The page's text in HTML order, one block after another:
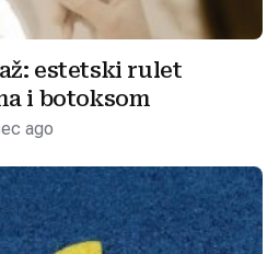
estetski rulet
i botoksom
ago